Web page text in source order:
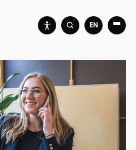
EN